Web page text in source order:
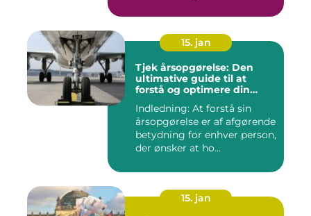
15. jan
Tjek årsopgørelse: Den
ultimative guide til at
forstå og optimere din
Indledning: At forstå sin
årsopgørelse er af afgørende
betydning for enhver person,
der ønsker at ho...
15. jan